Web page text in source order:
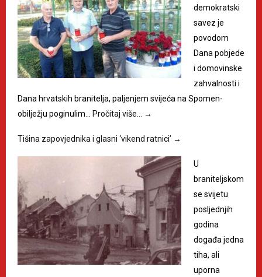
demokratski
savez je
povodom
Dana pobjede
i domovinske
zahvalnosti i
Dana hrvatskih branitelja, paljenjem svijeća na Spomen-
obilježju poginulim…
Pročitaj više… →
Tišina zapovjednika i glasni ‘vikend ratnici’ →
U
braniteljskom
se svijetu
posljednjih
godina
događa jedna
tiha, ali
uporna